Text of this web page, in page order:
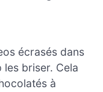
écrasés dans
briser. Cela
à